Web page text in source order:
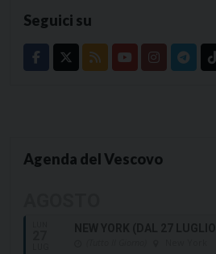
Seguici su
Agenda del Vescovo